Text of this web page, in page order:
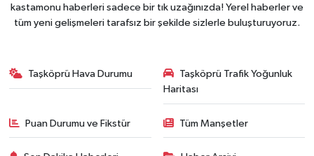
kastamonu haberleri sadece bir tık uzağınızda! Yerel haberler ve
tüm yeni gelişmeleri tarafsız bir şekilde sizlerle buluşturuyoruz.
Taşköprü Hava Durumu
Taşköprü Trafik Yoğunluk
Haritası
Puan Durumu ve Fikstür Tüm Manşetler